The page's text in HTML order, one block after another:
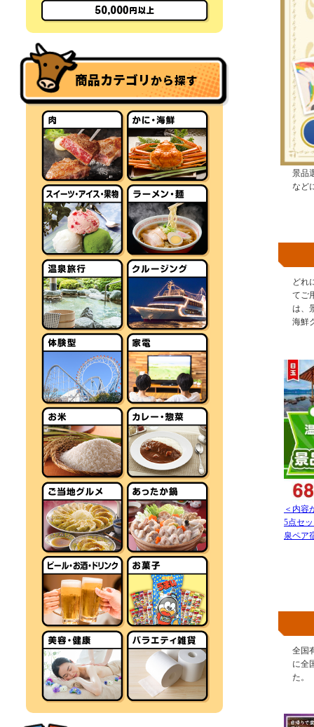
商品カテゴリから探す
景品
など
どれ
てご
は、
海鮮
＜内容
5点セ
泉ペア
全国
に全
た。